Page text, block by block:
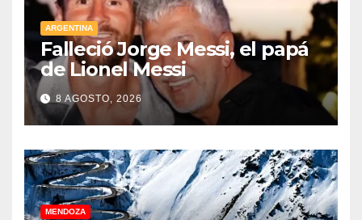
ARGENTINA
Falleció Jorge Messi, el papá
de Lionel Messi
8 AGOSTO, 2026
MENDOZA